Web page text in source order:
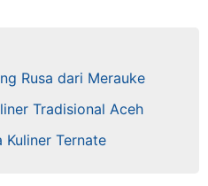
Rusa dari Merauke
Tradisional Aceh
Kuliner Ternate